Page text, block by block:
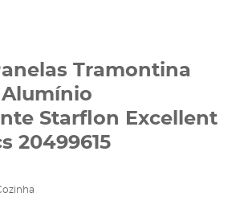
Tramontina
Starflon Excellent
20499615